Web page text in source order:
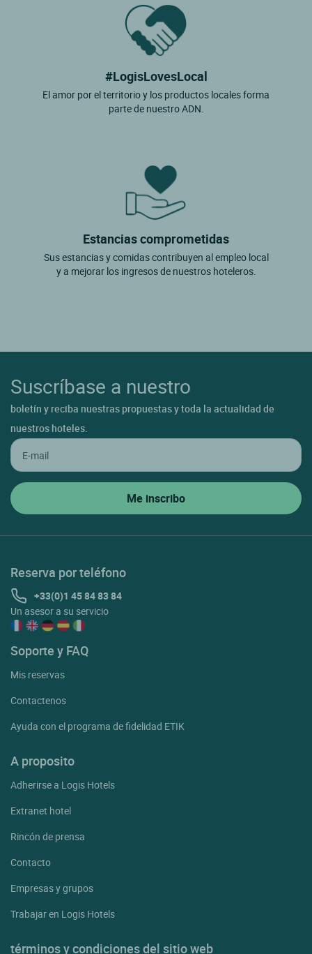
#LogisLovesLocal
El amor por el territorio y los productos locales forma
parte de nuestro ADN.
Estancias comprometidas
Sus estancias y comidas contribuyen al empleo local
y a mejorar los ingresos de nuestros hoteleros.
Suscríbase a nuestro
boletín y reciba nuestras propuestas y toda la actualidad de
nuestros hoteles.
Reserva por teléfono
+33(0)1 45 84 83 84
Un asesor a su servicio
Soporte y FAQ
Mis reservas
Contactenos
Ayuda con el programa de fidelidad ETIK
A proposito
Adherirse a Logis Hotels
Extranet hotel
Rincón de prensa
Contacto
Empresas y grupos
Trabajar en Logis Hotels
términos y condiciones del sitio web